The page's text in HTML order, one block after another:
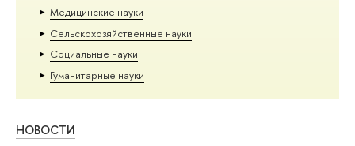
Медицинские науки
Сельскохозяйственные науки
Социальные науки
Гуманитарные науки
НОВОСТИ